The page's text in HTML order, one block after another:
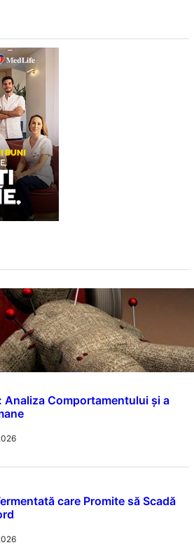
Analiza Comportamentului și a
care Promite să Scadă